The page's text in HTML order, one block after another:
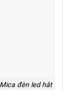
đèn led hắt